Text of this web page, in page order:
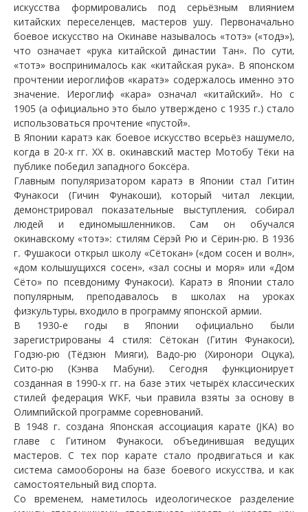
искусства формировались под серьёзным влиянием
китайских переселенцев, мастеров ушу. Первоначально
боевое искусство на Окинаве называлось «тотэ» («тодэ»),
что означает «рука китайской династии Тан». По сути,
«тотэ» воспринималось как «китайская рука». В японском
прочтении иероглифов «каратэ» содержалось именно это
значение. Иероглиф «кара» означал «китайский». Но с
1905 (а официально это было утверждено с 1935 г.) стало
использоваться прочтение «пустой».
В Японии каратэ как боевое искусство всерьёз нашумело,
когда в 20-х гг. XX в. окинавский мастер Мотобу Тёки на
публике победил западного боксёра.
Главным популяризатором каратэ в Японии стал Гитин
Фунакоси (Гичин Фунакоши), который читал лекции,
демонстрировал показательные выступления, собирал
людей и единомышленников. Сам он обучался
окинавскому «тотэ»: стилям Сёрэй Рю и Сёрин-рю. В 1936
г. Фушакоси открыл школу «Сётокан» («дом сосен и волн»,
«дом колышущихся сосен», «зал сосны и моря» или «Дом
Сёто» по псевдониму Фунакоси). Каратэ в Японии стало
популярным, преподавалось в школах на уроках
физкультуры, входило в программу японской армии.
В 1930-е годы в Японии официально были
зарегистрированы 4 стиля: Сётокан (Гитин Фунакоси),
Годзю-рю (Тёдзюн Мияги), Вадо-рю (Хиронори Оцука),
Сито-рю (Кэнва Мабуни). Сегодня функционирует
созданная в 1990-х гг. на базе этих четырёх классических
стилей федерация WKF, чьи правила взяты за основу в
Олимпийской программе соревнований.
В 1948 г. создана Японская ассоциация карате (JKA) во
главе с Гитином Фунакоси, объединившая ведущих
мастеров. С тех пор карате стало продвигаться и как
система самообороны на базе боевого искусства, и как
самостоятельный вид спорта.
Со временем, наметилось идеологическое разделение